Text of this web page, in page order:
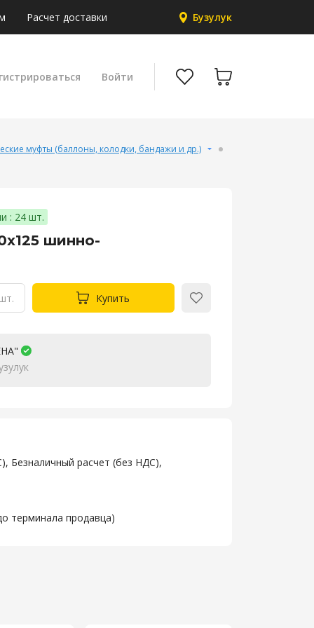
Расчет доставки Бузулук
Войти
муфты (баллоны, колодки, бандажи и др.)
: 24 шт.
шинно-
шт. Купить
Безналичный расчет (без НДС),
терминала продавца)